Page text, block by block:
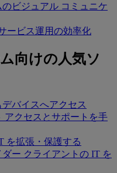
のビジュアル コミュニケ
ービス運用の効率化
向けの人気ソ
バイスへアクセス
アクセスとサポートを手
を拡張・保護する
ダー クライアントの IT を